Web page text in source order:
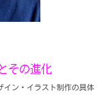
その進化
イン・イラスト制作の具体